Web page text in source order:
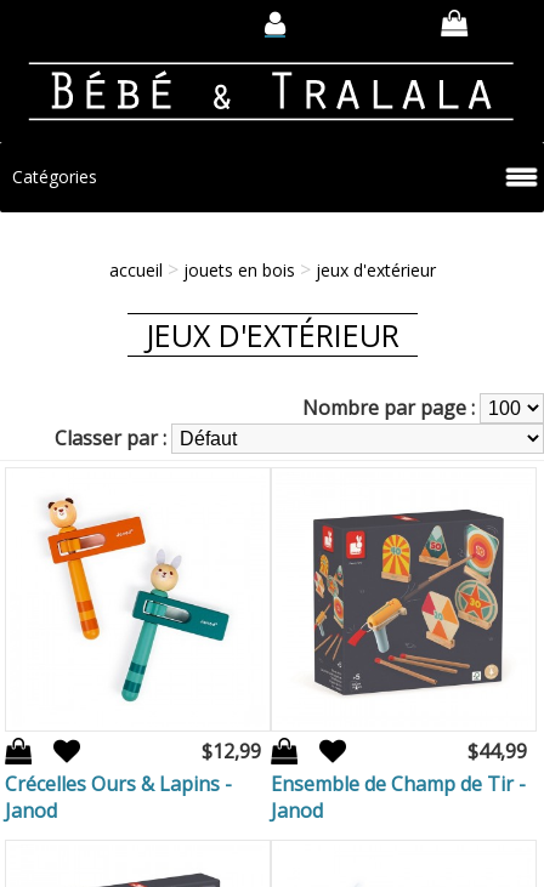
Catégories
accueil > jouets en bois > jeux d'extérieur
JEUX D'EXTÉRIEUR
Nombre par page :
Classer par :
$12,99
Crécelles Ours & Lapins -
Janod
$44,99
Ensemble de Champ de Tir -
Janod